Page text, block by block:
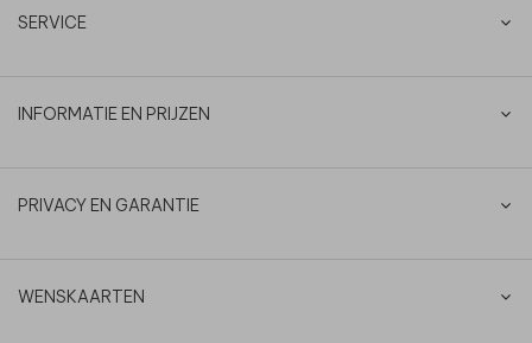
SERVICE
INFORMATIE EN PRIJZEN
PRIVACY EN GARANTIE
WENSKAARTEN